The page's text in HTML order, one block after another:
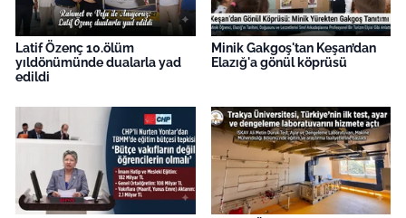
Latif Özenç 10.ölüm
yıldönümünde dualarla yad
edildi
Minik Gakgoş'tan Keşan’dan
Elazığ'a gönül köprüsü